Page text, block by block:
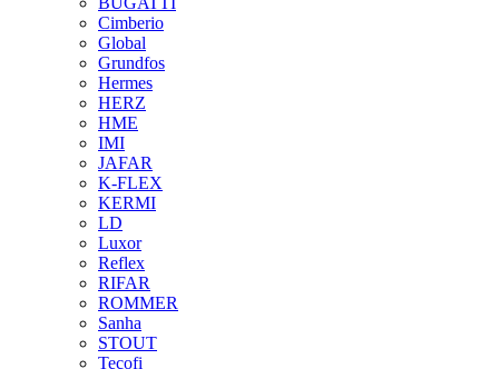
Cimberio
Global
Grundfos
Hermes
HERZ
HME
IMI
JAFAR
K-FLEX
KERMI
LD
Luxor
Reflex
RIFAR
ROMMER
Sanha
STOUT
Tecofi